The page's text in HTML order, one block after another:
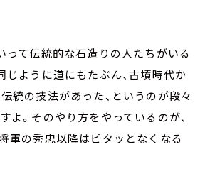
って伝統的な石造りの人たちがいる
じように道にもたぶん、古墳時代か
統の技法があった、というのが段々
よ。そのやり方をやっているのが、
軍の秀忠以降はピタッとなくなる